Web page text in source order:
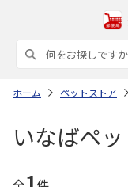
ホーム ペットストア
いなばペ